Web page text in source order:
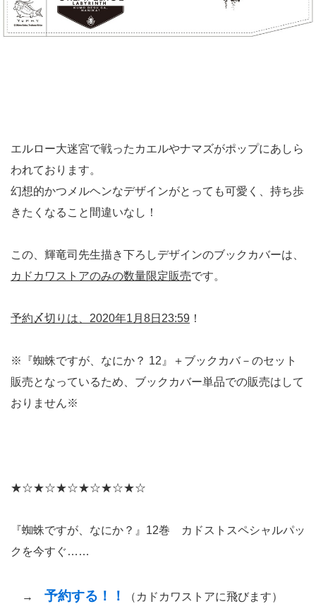
エルロー大迷宮で戦ったカエルやナマズがポップにあしら
われております。
幻想的かつメルヘンなデザインがとっても可愛く、持ち歩
きたくなること間違いなし！
この、輝竜司先生描き下ろしデザインのブックカバーは、
カドカワストアのみの数量限定販売です。
予約〆切りは、2020年1月8日23:59 ！
※『蜘蛛ですが、なにか？ 12』＋ブックカバ－のセット
販売となっているため、ブックカバー単品での販売はして
おりません※
★☆★☆★☆★☆★☆★☆
『蜘蛛ですが、なにか？』12巻 カドストスペシャルパッ
クを今すぐ……
→ 予約する！！ （カドカワストアに飛びます）